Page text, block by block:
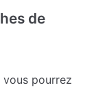
de
vous pourrez